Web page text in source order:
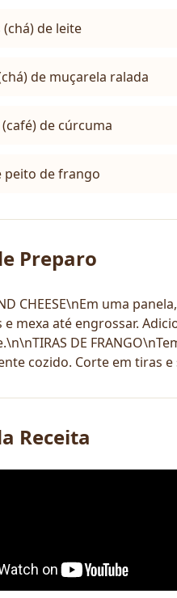
(chá) de leite
de muçarela ralada
de cúrcuma
peito de frango
Preparo
CHEESE\nEm uma
e mexa até engrossar.
DE
cozido. Corte em tiras e
Receita